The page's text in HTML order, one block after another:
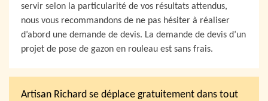
servir selon la particularité de vos résultats attendus,
nous vous recommandons de ne pas hésiter à réaliser
d’abord une demande de devis. La demande de devis d’un
projet de pose de gazon en rouleau est sans frais.
Artisan Richard se déplace gratuitement dans tout